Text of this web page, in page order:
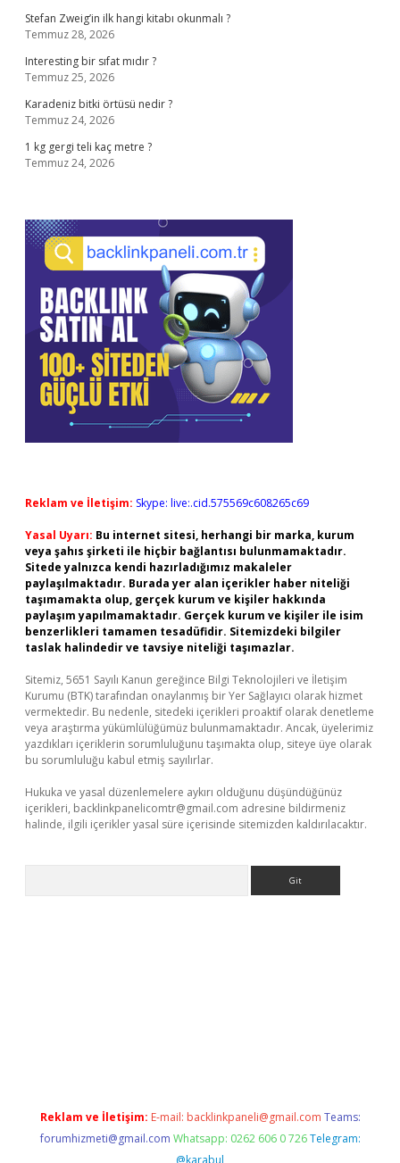
Stefan Zweig’in ilk hangi kitabı okunmalı ?
Temmuz 28, 2026
Interesting bir sıfat mıdır ?
Temmuz 25, 2026
Karadeniz bitki örtüsü nedir ?
Temmuz 24, 2026
1 kg gergi teli kaç metre ?
Temmuz 24, 2026
Reklam ve İletişim: Skype: live:.cid.575569c608265c69
Yasal Uyarı: Bu internet sitesi, herhangi bir marka, kurum
veya şahıs şirketi ile hiçbir bağlantısı bulunmamaktadır.
Sitede yalnızca kendi hazırladığımız makaleler
paylaşılmaktadır. Burada yer alan içerikler haber niteliği
taşımamakta olup, gerçek kurum ve kişiler hakkında
paylaşım yapılmamaktadır. Gerçek kurum ve kişiler ile isim
benzerlikleri tamamen tesadüfidir. Sitemizdeki bilgiler
taslak halindedir ve tavsiye niteliği taşımazlar.
Sitemiz, 5651 Sayılı Kanun gereğince Bilgi Teknolojileri ve İletişim
Kurumu (BTK) tarafından onaylanmış bir Yer Sağlayıcı olarak hizmet
vermektedir. Bu nedenle, sitedeki içerikleri proaktif olarak denetleme
veya araştırma yükümlülüğümüz bulunmamaktadır. Ancak, üyelerimiz
yazdıkları içeriklerin sorumluluğunu taşımakta olup, siteye üye olarak
bu sorumluluğu kabul etmiş sayılırlar.
Hukuka ve yasal düzenlemelere aykırı olduğunu düşündüğünüz
içerikleri, backlinkpanelicomtr@gmail.com adresine bildirmeniz
halinde, ilgili içerikler yasal süre içerisinde sitemizden kaldırılacaktır.
Reklam ve İletişim: E-mail: backlinkpaneli@gmail.com Teams:
forumhizmeti@gmail.com Whatsapp: 0262 606 0 726 Telegram:
@karabul